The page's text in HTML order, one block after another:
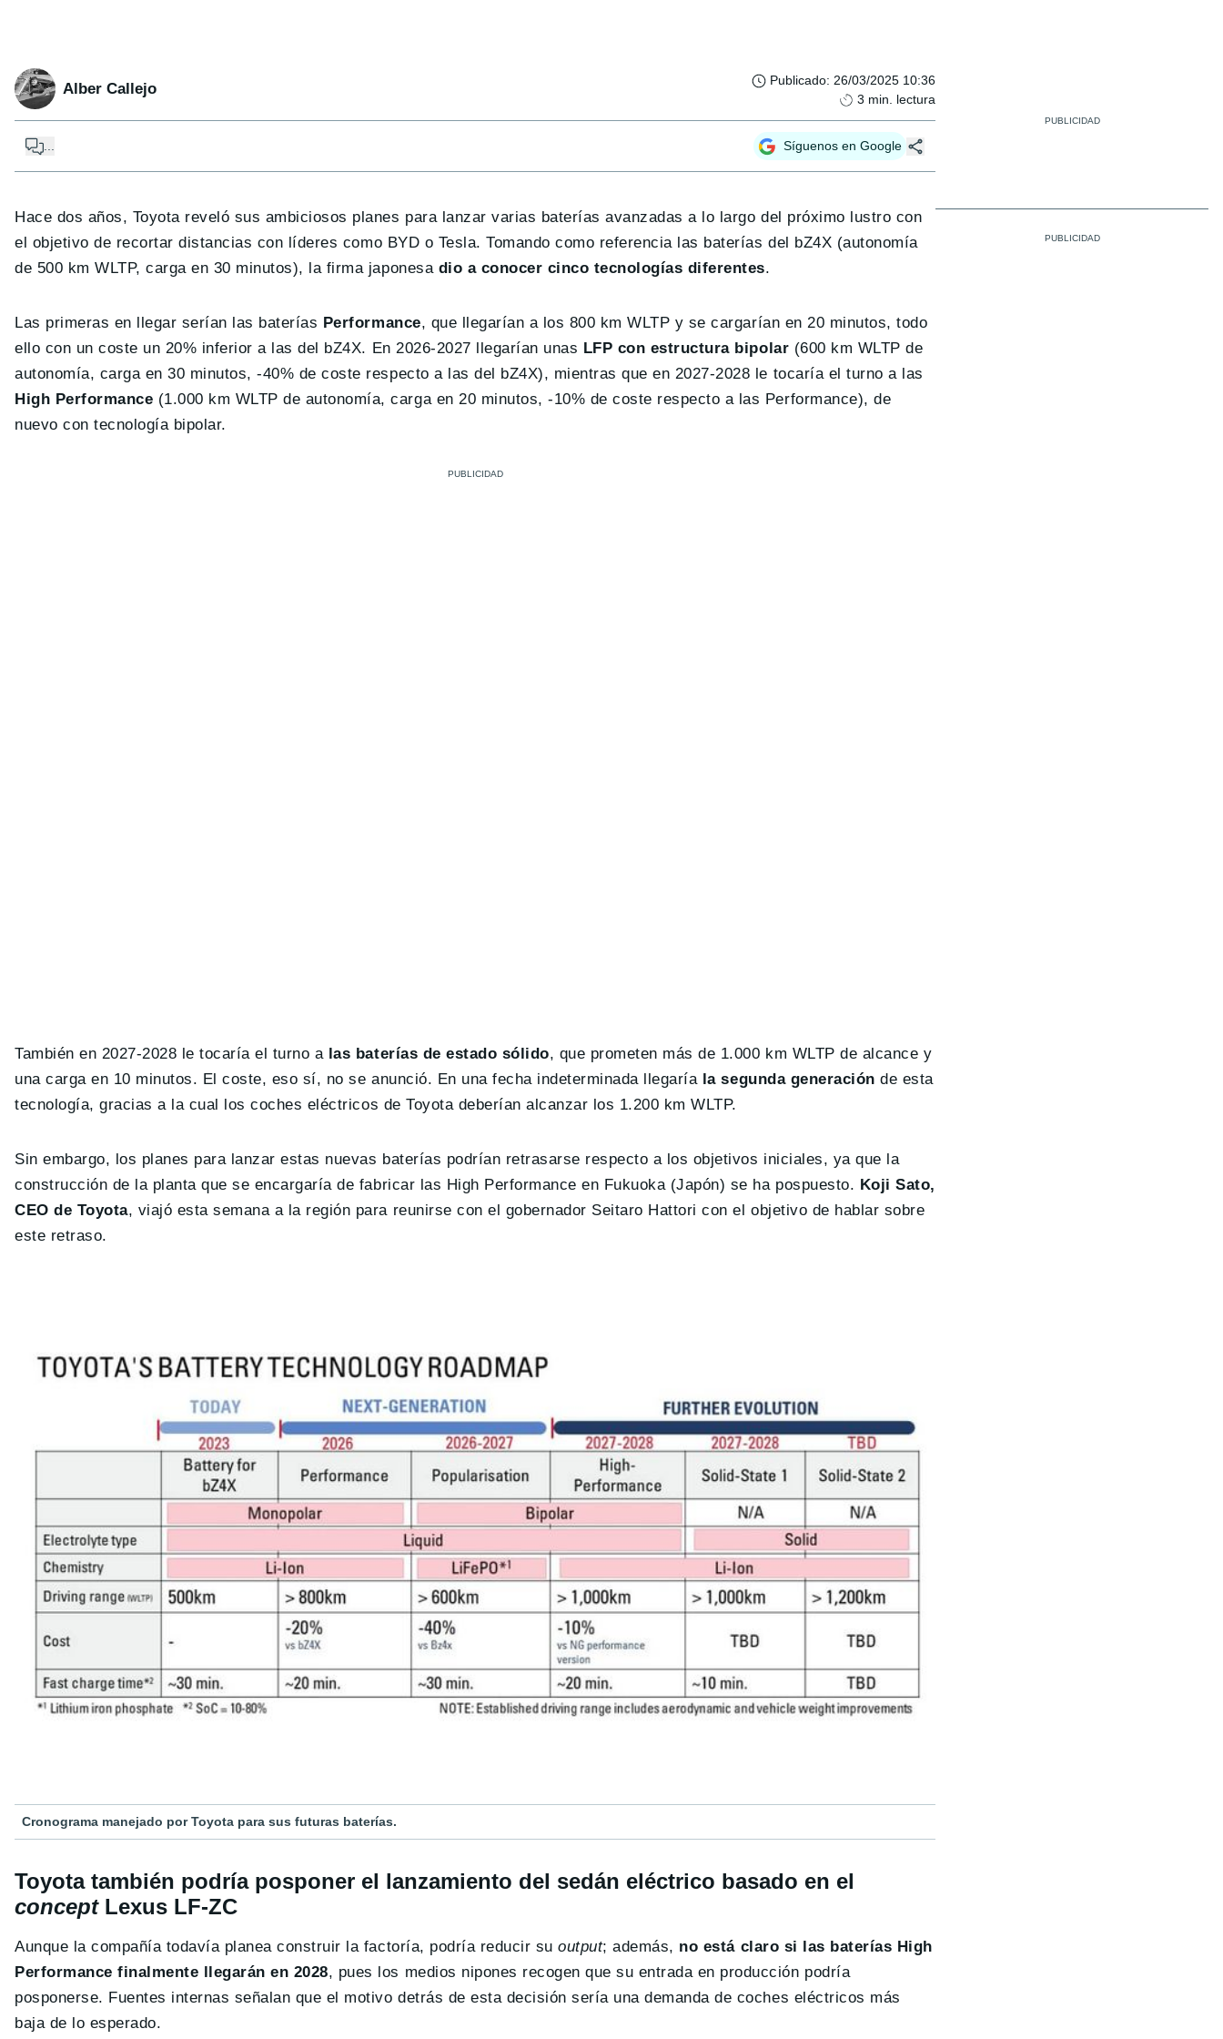
Alber Callejo Publicado: 26/03/2025 10:36
3 min. lectura
... Síguenos en Google
Hace dos años, Toyota reveló sus ambiciosos planes para lanzar varias baterías avanzadas a lo largo del próximo lustro con
el objetivo de recortar distancias con líderes como BYD o Tesla. Tomando como referencia las baterías del bZ4X (autonomía
de 500 km WLTP, carga en 30 minutos), la firma japonesadio a conocer cinco tecnologías diferentes.
Las primeras en llegar serían las baterías Performance, que llegarían a los 800 km WLTP y se cargarían en 20 minutos, todo
ello con un coste un 20% inferior a las del bZ4X. En 2026-2027 llegarían unas LFP con estructura bipolar (600 km WLTP de
autonomía, carga en 30 minutos, -40% de coste respecto a las del bZ4X), mientras que en 2027-2028 le tocaría el turno a las
High Performance (1.000 km WLTP de autonomía, carga en 20 minutos, -10% de coste respecto a las Performance), de
nuevo con tecnología bipolar.
También en 2027-2028 le tocaría el turno a las baterías de estado sólido, que prometen más de 1.000 km WLTP de alcance y
una carga en 10 minutos. El coste, eso sí, no se anunció. En una fecha indeterminada llegaría la segunda generación de esta
tecnología, gracias a la cual los coches eléctricos de Toyota deberían alcanzar los 1.200 km WLTP.
Sin embargo, los planes para lanzar estas nuevas baterías podrían retrasarse respecto a los objetivos iniciales, ya que la
construcción de la planta que se encargaría de fabricar las High Performance en Fukuoka (Japón) se ha pospuesto. Koji Sato,
CEO de Toyota, viajó esta semana a la región para reunirse con el gobernador Seitaro Hattori con el objetivo de hablar sobre
este retraso.
Cronograma manejado por Toyota para sus futuras baterías.
Toyota también podría posponer el lanzamiento del sedán eléctrico basado en el
conceptLexus LF-ZC
Aunque la compañía todavía planea construir la factoría, podría reducir suoutput; además, no está claro si las baterías High
Performance finalmente llegarán en 2028, pues los medios nipones recogen que su entrada en producción podría
posponerse. Fuentes internas señalan que el motivo detrás de esta decisión sería una demanda de coches eléctricos más
baja de lo esperado.